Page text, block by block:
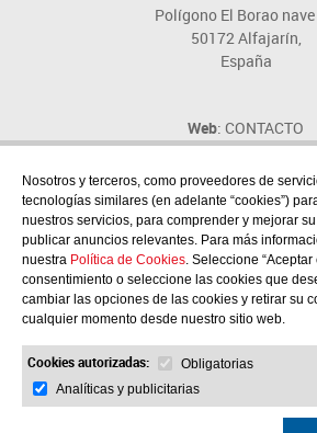
Polígono El Borao nave
50172 Alfajarín,
España
Web: CONTACTO
Email: fig@fig.es
Teléfono: 976 107
Síguenos en las redes
Nosotros y terceros, como proveedores de
tecnologías similares (en adelante “cookies”)
nuestros servicios, para comprender y mejorar
publicar anuncios relevantes. Para más
nuestra Política de Cookies. Seleccione
consentimiento o seleccione las cookies que
cambiar las opciones de las cookies y retirar su
cualquier momento desde nuestro sitio web.
Cookies autorizadas:
Obligatorias
Analíticas y publicitarias